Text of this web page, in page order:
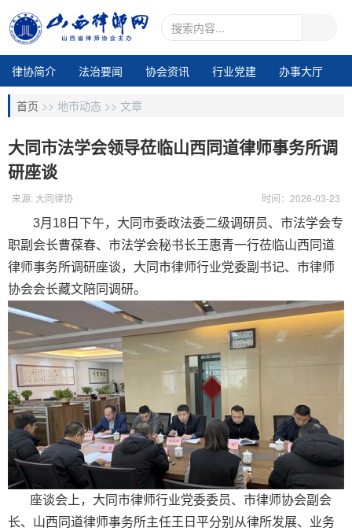
律协简介 法治要闻 协会资讯 行业党建
办事大厅
地市动态
业务交流
首页 >> 地市动态 >> 文章
大同市法学会领导莅临山西同道律师事务所调
研座谈
来源: 大同律协
时间：2026-03-23
3月18日下午，大同市委政法委二级调研员、市法学会专
职副会长曹葆春、市法学会秘书长王惠青一行莅临山西同道
律师事务所调研座谈，大同市律师行业党委副书记、市律师
协会会长藏文陪同调研。
座谈会上，大同市律师行业党委委员、市律师协会副会
长、山西同道律师事务所主任王日平分别从律所发展、业务